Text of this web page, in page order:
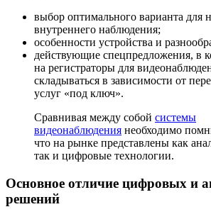
выбор оптимального варианта для
внутреннего наблюдения;
особенности устройства и
действующие спецпредложения, в
на регистраторы для
складываться в зависимости от
услуг «под ключ».
Сравнивая между собой системы
видеонаблюдения необходимо
что на рынке представлены как
так и цифровые технологии.
Основное отличие цифровых и
решений